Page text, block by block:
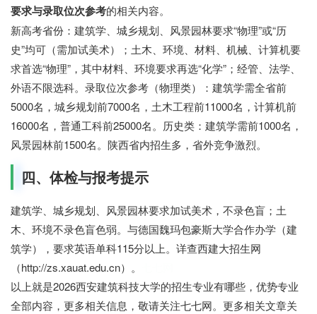
要求与录取位次参考的相关内容。
新高考省份：建筑学、城乡规划、风景园林要求“物理”或“历
史”均可（需加试美术）；土木、环境、材料、机械、计算机要
求首选“物理”，其中材料、环境要求再选“化学”；经管、法学、
外语不限选科。录取位次参考（物理类）：建筑学需全省前
5000名，城乡规划前7000名，土木工程前11000名，计算机前
16000名，普通工科前25000名。历史类：建筑学需前1000名，
风景园林前1500名。陕西省内招生多，省外竞争激烈。
四、体检与报考提示
建筑学、城乡规划、风景园林要求加试美术，不录色盲；土
木、环境不录色盲色弱。与德国魏玛包豪斯大学合作办学（建
筑学），要求英语单科115分以上。详查西建大招生网
（http://zs.xauat.edu.cn）。
以上就是2026西安建筑科技大学的招生专业有哪些，优势专业
全部内容，更多相关信息，敬请关注七七网。更多相关文章关